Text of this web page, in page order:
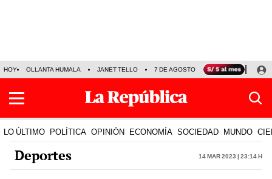
HOY OLLANTA HUMALA JANET TELLO 7 DE AGOSTO TINKA RESULTADOS
LO ÚLTIMO POLÍTICA OPINIÓN ECONOMÍA SOCIEDAD MUNDO
Deportes 14 Mar 2023 | 23:14 h